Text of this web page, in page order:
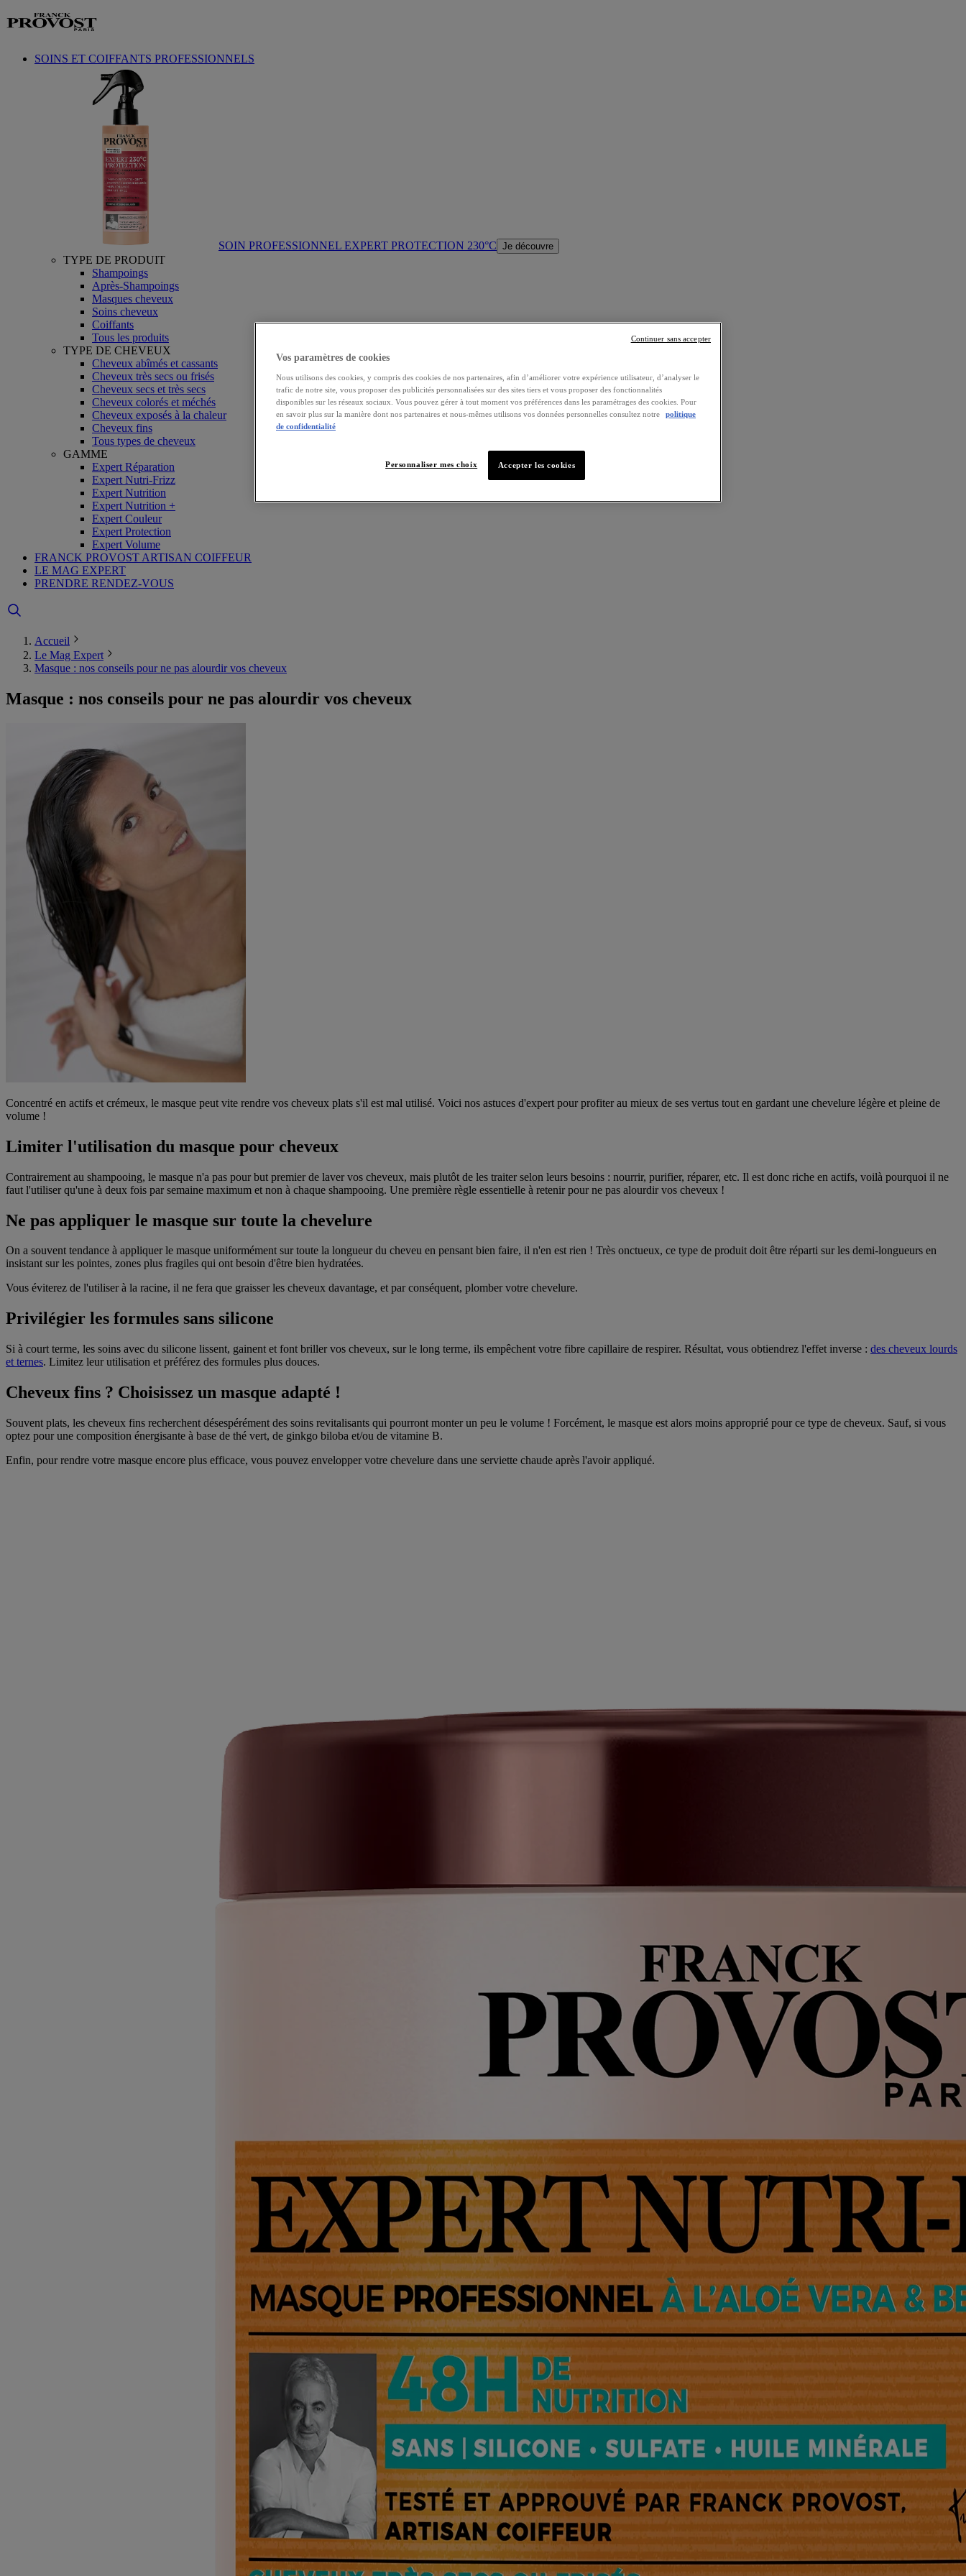
Aller au contenu
SOINS ET COIFFANTS PROFESSIONNELS
SOIN PROFESSIONNEL EXPERT PROTECTION 230°C Je découvre
TYPE DE PRODUIT
Shampoings
Après-Shampoings
Masques cheveux
Soins cheveux
Coiffants
Tous les produits
TYPE DE CHEVEUX
Cheveux abîmés et cassants
Cheveux très secs ou frisés
Cheveux secs et très secs
Cheveux colorés et méchés
Cheveux exposés à la chaleur
Cheveux fins
Tous types de cheveux
GAMME
Expert Réparation
Expert Nutri-Frizz
Expert Nutrition
Expert Nutrition +
Expert Couleur
Expert Protection
Expert Volume
FRANCK PROVOST ARTISAN COIFFEUR
LE MAG EXPERT
PRENDRE RENDEZ-VOUS
Accueil
Le Mag Expert
Masque : nos conseils pour ne pas alourdir vos cheveux
Masque : nos conseils pour ne pas alourdir vos cheveux
Concentré en actifs et crémeux, le masque peut vite rendre vos cheveux plats s'il est mal utilisé. Voici nos astuces d'expert pour profiter au mieux de ses vertus tout en gardant une chevelure légère et pleine de
volume !
Limiter l'utilisation du masque pour cheveux
Contrairement au shampooing, le masque n'a pas pour but premier de laver vos cheveux, mais plutôt de les traiter selon leurs besoins : nourrir, purifier, réparer, etc. Il est donc riche en actifs, voilà pourquoi il ne
faut l'utiliser qu'une à deux fois par semaine maximum et non à chaque shampooing. Une première règle essentielle à retenir pour ne pas alourdir vos cheveux !
Ne pas appliquer le masque sur toute la chevelure
On a souvent tendance à appliquer le masque uniformément sur toute la longueur du cheveu en pensant bien faire, il n'en est rien ! Très onctueux, ce type de produit doit être réparti sur les demi-longueurs en
insistant sur les pointes, zones plus fragiles qui ont besoin d'être bien hydratées.
Vous éviterez de l'utiliser à la racine, il ne fera que graisser les cheveux davantage, et par conséquent, plomber votre chevelure.
Privilégier les formules sans silicone
Si à court terme, les soins avec du silicone lissent, gainent et font briller vos cheveux, sur le long terme, ils empêchent votre fibre capillaire de respirer. Résultat, vous obtiendrez l'effet inverse : des cheveux lourds
et ternes. Limitez leur utilisation et préférez des formules plus douces.
Cheveux fins ? Choisissez un masque adapté !
Souvent plats, les cheveux fins recherchent désespérément des soins revitalisants qui pourront monter un peu le volume ! Forcément, le masque est alors moins approprié pour ce type de cheveux. Sauf, si vous
optez pour une composition énergisante à base de thé vert, de ginkgo biloba et/ou de vitamine B.
Enfin, pour rendre votre masque encore plus efficace, vous pouvez envelopper votre chevelure dans une serviette chaude après l'avoir appliqué.
Vos paramètres de cookies
Nous utilisons des cookies, y compris des cookies de nos partenaires, afin d’améliorer votre expérience utilisateur, d’analyser le
trafic de notre site, vous proposer des publicités personnalisées sur des sites tiers et vous proposer des fonctionnalités
disponibles sur les réseaux sociaux. Vous pouvez gérer à tout moment vos préférences dans les paramétrages des cookies. Pour
en savoir plus sur la manière dont nos partenaires et nous-mêmes utilisons vos données personnelles consultez notre
politique
de confidentialité
Accepter les cookies
Personnaliser mes choix
Continuer sans accepter